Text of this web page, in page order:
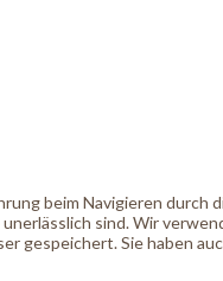
beim Navigieren
sind. Wir
gespeichert. Sie haben